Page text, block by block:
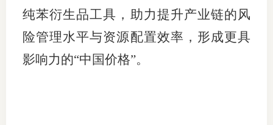
纯苯衍生品工具，助力提升产业链的风
险管理水平与资源配置效率，形成更具
影响力的“中国价格”。